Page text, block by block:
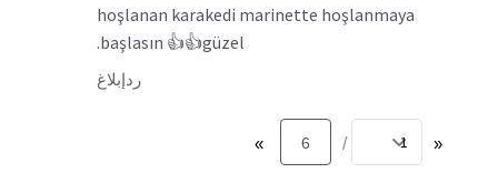
hoşlanan karakedi marinette hoşlanmaya
başlasın 👍👍güzel.
ردإبلاغ
«
/
6
»